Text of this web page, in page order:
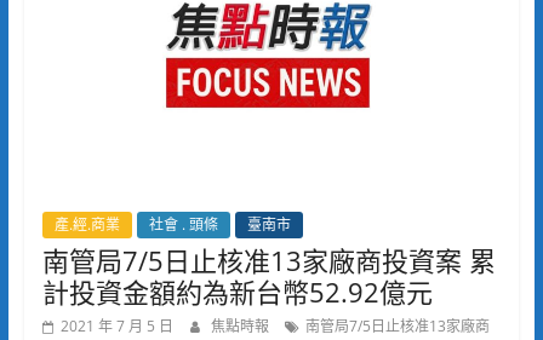
產.經.商業 社會 . 頭條 臺南市
南管局7/5日止核准13家廠商投資案 累
計投資金額約為新台幣52.92億元
2021 年 7 月 5 日 焦點時報
南管局7/5日止核准13家廠商